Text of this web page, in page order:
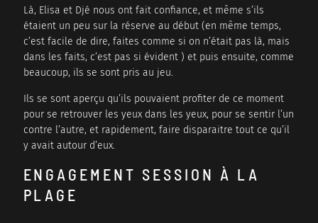
Là, Elisa et Djé nous ont fait confiance, et même s’ils
étaient un peu sur la réserve au début (en même temps,
c’est facile de dire, faites comme si on n’était pas là, mais
dans les faits, c’est pas si évident ) et puis ensuite, comme
beaucoup, ils se sont pris au jeu.
Ils se sont aperçu qu’ils pouvaient profiter de ce moment
pour se retrouver les yeux dans les yeux, pour se sentir l’un
contre l’autre, et rapidement, faire disparaitre tout ce qu’il
y avait autour d’eux.
ENGAGEMENT SESSION À LA
PLAGE